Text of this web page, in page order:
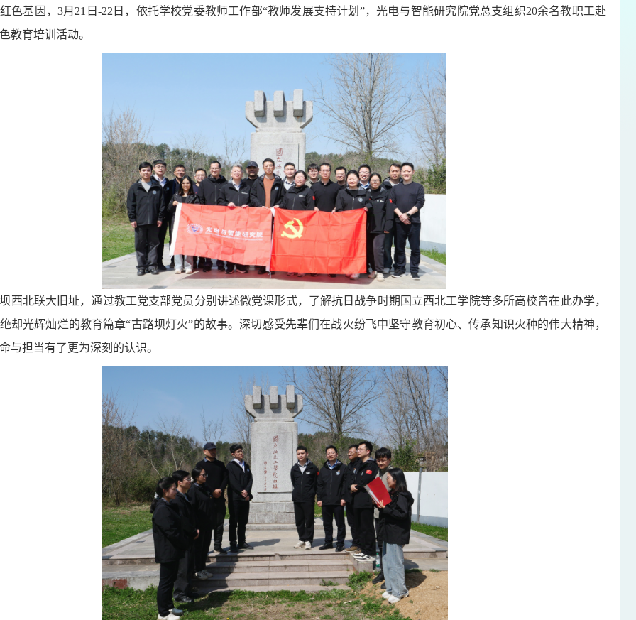
色基因，3月21日-22日，依托学校党委教师工作部“教师发展支持计划”，光电与智能研究院党总支组织20余名教职工赴
教育培训活动。
西北联大旧址，通过教工党支部党员分别讲述微党课形式，了解抗日战争时期国立西北工学院等多所高校曾在此办学，
却光辉灿烂的教育篇章“古路坝灯火”的故事。深切感受先辈们在战火纷飞中坚守教育初心、传承知识火种的伟大精神，
与担当有了更为深刻的认识。